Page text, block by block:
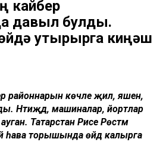
кайбер
давыл булды.
утырырга киңәш
районнарын көчле җил, яшен,
Нәтиҗәдә, машиналар, йортлар
Татарстан Рәисе Рөстәм
торышында өйдә калырга